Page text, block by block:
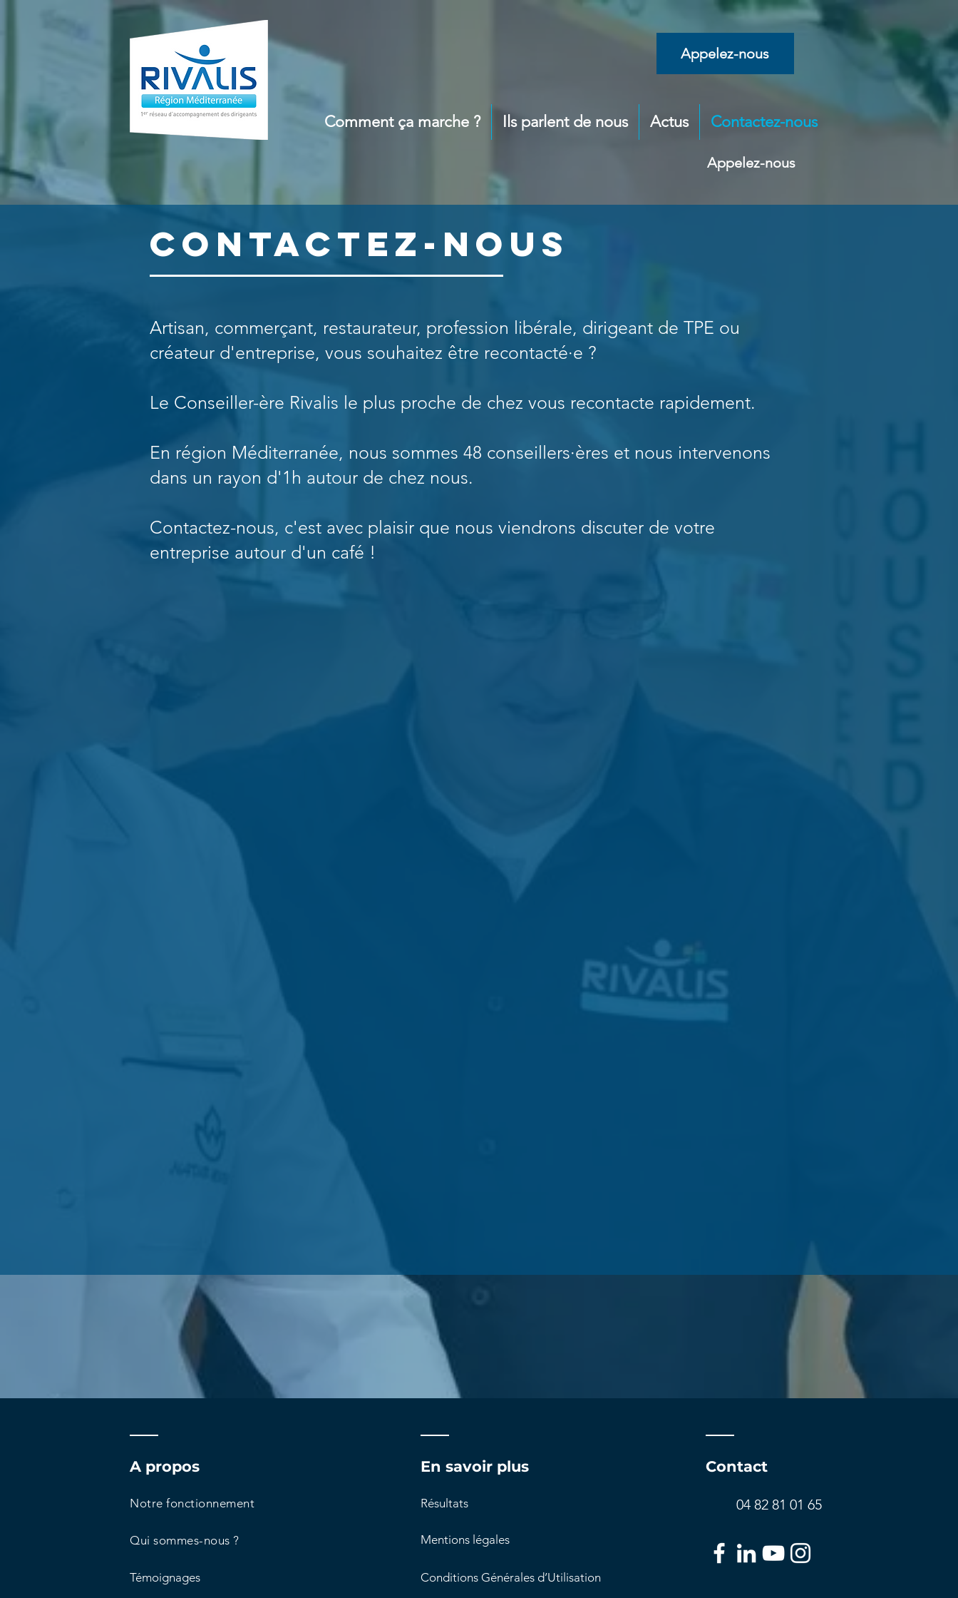
Appelez-nous
Appelez-nous
Comment ça marche ? Ils parlent de nous Actus Contactez-nous
CONTACTEZ-NOUS
Artisan, commerçant, restaurateur, profession libérale, dirigeant de TPE ou
créateur d'entreprise, vous souhaitez être recontacté·e ?
Le Conseiller-ère Rivalis le plus proche de chez vous recontacte rapidement.
En région Méditerranée, nous sommes 48 conseillers·ères et nous intervenons
dans un rayon d'1h autour de chez nous.
Contactez-nous, c'est avec plaisir que nous viendrons discuter de votre
entreprise autour d'un café !
A propos
Notre fonctionnement
Qui sommes-nous ?
Témoignages
En savoir plus
Résultats
Mentions légales
Contact
04 82 81 01 65
Conditions Générales d’Utilisation